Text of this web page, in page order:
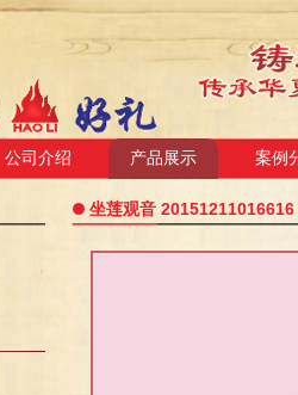
公司介绍 产品展示 案例
坐莲观音 20151211016616